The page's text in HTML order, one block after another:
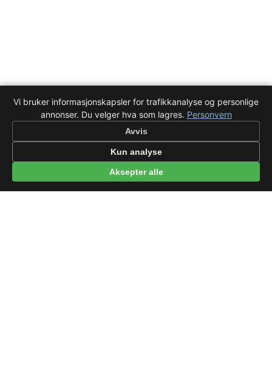
Vi bruker informasjonskapsler for trafikkanalyse og personlige
annonser. Du velger hva som lagres. Personvern
Avvis
Kun analyse
Aksepter alle